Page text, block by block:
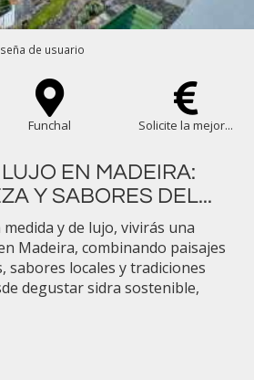
de usuario
Funchal Solicite la mejor...
EN MADEIRA:
Y SABORES DEL...
y de lujo, vivirás una
Madeira, combinando paisajes
sabores locales y tradiciones
degustar sidra sostenible,
acercarás a la vida isleña.